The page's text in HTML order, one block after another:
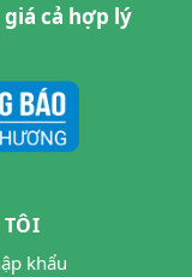
cả hợp lý
TÔI
khẩu